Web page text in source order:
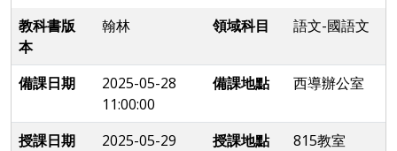
教科書版
本
翰林 領域科目 語文-國語文
備課日期
2025-05-28
11:00:00
備課地點 西導辦公室
授課日期
2025-05-29
授課地點 815教室